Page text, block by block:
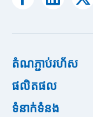
តំណភ្ជាប់រហ័ស
ផលិតផល
ទំនាក់ទំនង